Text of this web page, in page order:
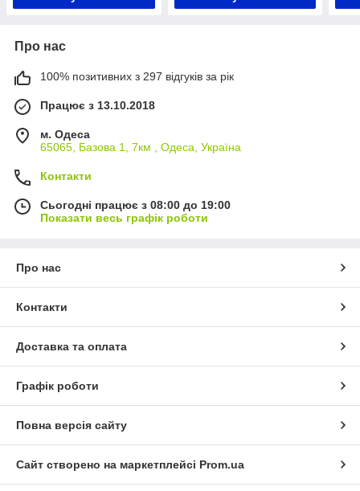
Про нас
100% позитивних з 297 відгуків за рік
Працює з 13.10.2018
м. Одеса
65065, Базова 1, 7км , Одеса, Україна
Контакти
Сьогодні працює з 08:00 до 19:00
Показати весь графік роботи
Про нас
Контакти
Доставка та оплата
Графік роботи
Повна версія сайту
Сайт створено на маркетплейсі Prom.ua